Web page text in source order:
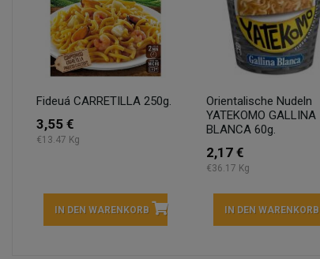
Fideuá CARRETILLA 250g.
3,55 €
€13.47 Kg
IN DEN WARENKORB
Orientalische Nudeln
YATEKOMO GALLINA
BLANCA 60g.
2,17 €
€36.17 Kg
IN DEN WARENKORB